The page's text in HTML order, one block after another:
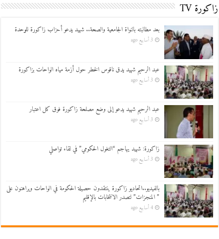
زاكورة TV
بعد مطالبته بالنواة الجامعية والصحة.. شهيد يدعو أحزاب زاكورة للوحدة
3 أسابيع ago
عبد الرحيم شهيد يدق ناقوس الخطر حول أزمة مياه الواحات بزاكورة
3 أسابيع ago
عبد الرحيم شهيد يدعو إلى وضع مصلحة زاكورة فوق كل اعتبار
3 أسابيع ago
زاكورة: شهيد يهاجم “التغول الحكومي” في لقاء تواصلي
3 أسابيع ago
بالفيديو..اتحاديو زاكورة ينتقدون حصيلة الحكومة في الواحات ويراهنون على
” المنجزات” لتصدر الانتخابات بالإقليم
4 أسابيع ago